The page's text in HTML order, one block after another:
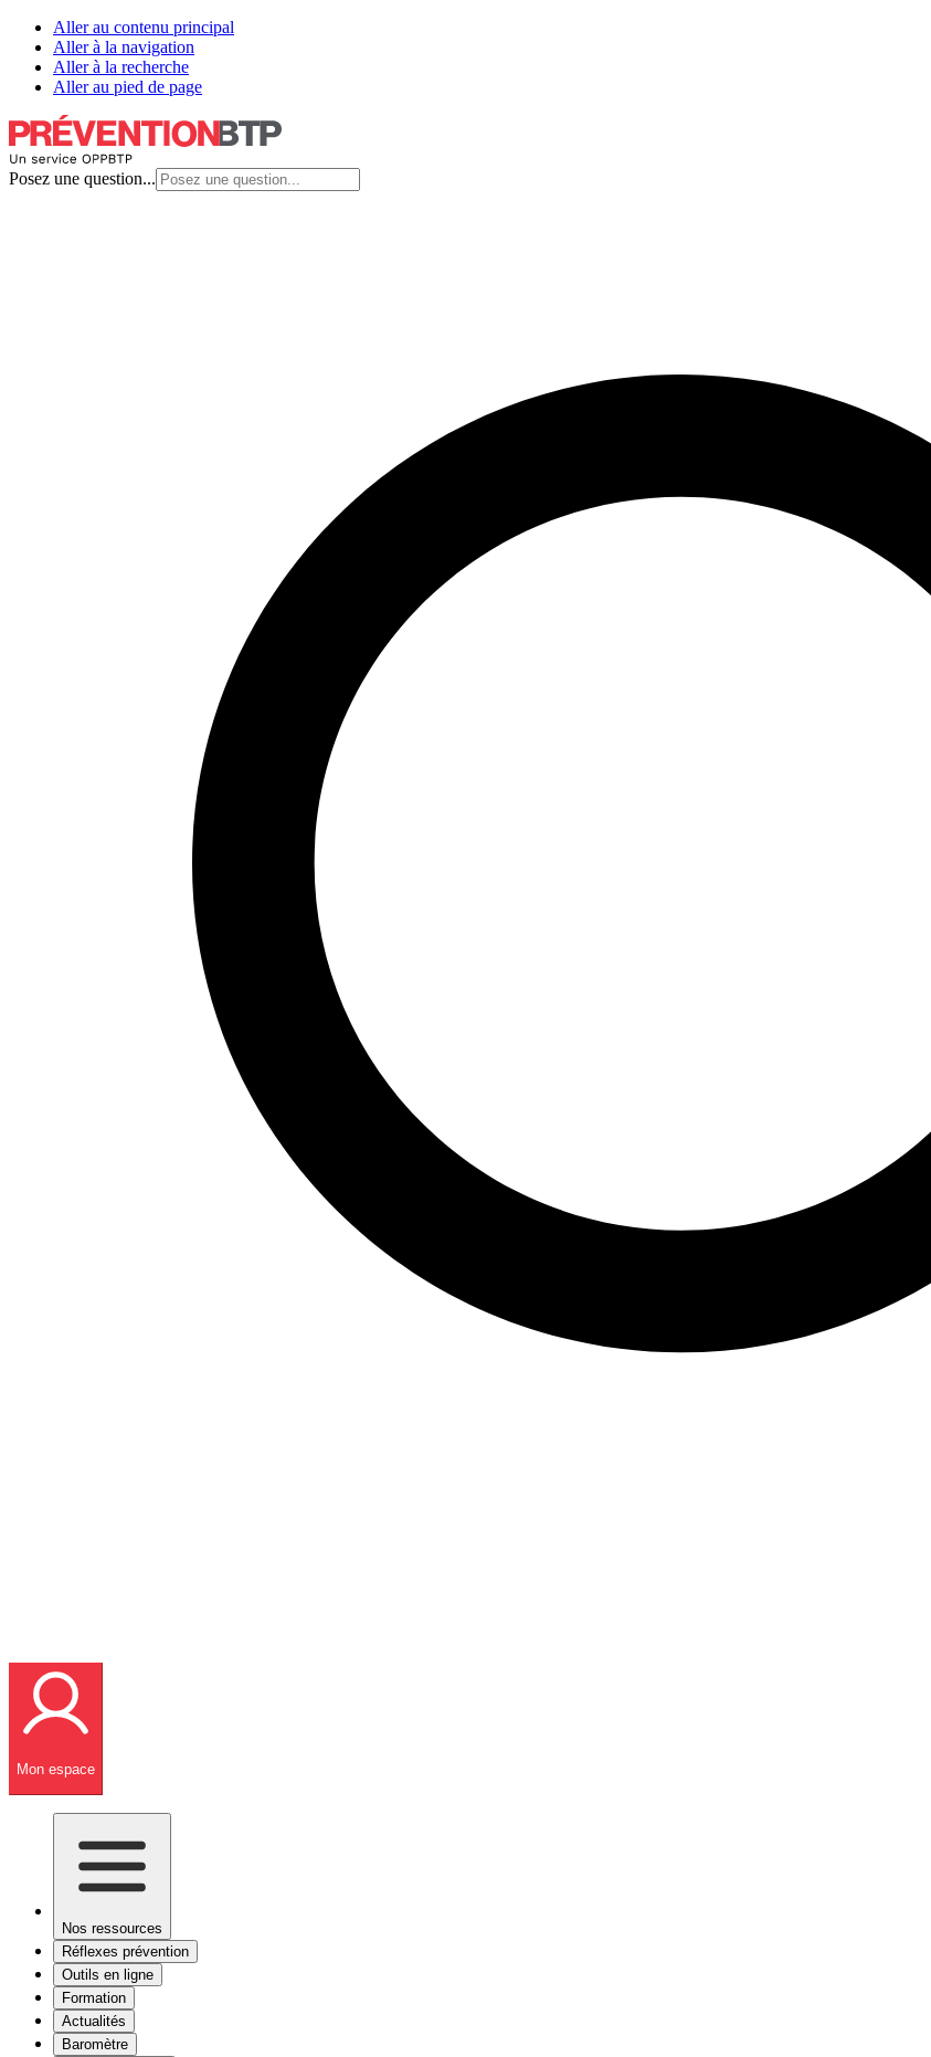
Aller au contenu principal
Aller à la navigation
Aller à la recherche
Aller au pied de page
Posez une question...
Mon espace
Nos ressources
Réflexes prévention
Outils en ligne
Formation
Actualités
Baromètre